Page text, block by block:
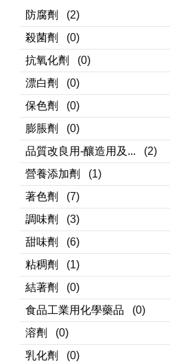
防腐劑
(2)
殺菌劑
(0)
抗氧化劑
(0)
漂白劑
(0)
保色劑
(0)
膨脹劑
(0)
品質改良用-釀造用及...
(2)
營養添加劑
(1)
著色劑
(7)
調味劑
(3)
甜味劑
(6)
粘稠劑
(1)
結著劑
(0)
食品工業用化學藥品
(0)
溶劑
(0)
乳化劑
(0)